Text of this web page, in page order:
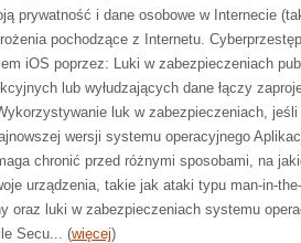
prywatność i dane osobowe w Internecie
pochodzące z Internetu.
iOS poprzez: Luki w zabezpieczeniach
lub wyłudzających dane łączy
luk w zabezpieczeniach, jeśli
wersji systemu operacyjnego
chronić przed różnymi sposobami, na
urządzenia, takie jak ataki typu man-in-
oraz luki w zabezpieczeniach systemu
Secu... (więcej)